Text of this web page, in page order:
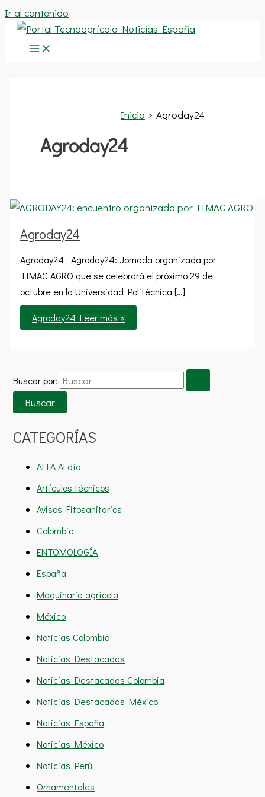
Ir al contenido
Inicio Agroday24
Agroday24
Agroday24
Agroday24 Agroday24: Jornada organizada por
TIMAC AGRO que se celebrará el próximo 29 de
octubre en la Universidad Politécnica […]
Agroday24 Leer más »
Buscar por:
CATEGORÍAS
AEFA Al día
Artículos técnicos
Avisos Fitosanitarios
Colombia
ENTOMOLOGÍA
España
Maquinaria agrícola
México
Noticias Colombia
Noticias Destacadas
Noticias Destacadas Colombia
Noticias Destacadas México
Noticias España
Noticias México
Noticias Perú
Ornamentales